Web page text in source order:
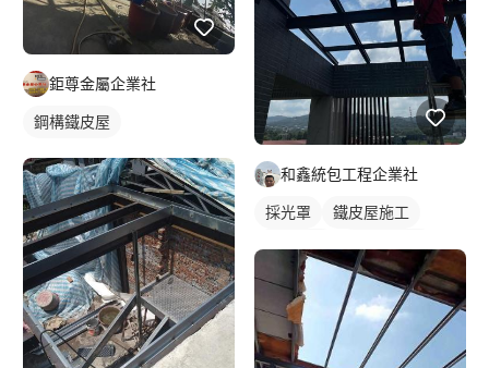
鉅尊金屬企業社
鋼構鐵皮屋
和鑫統包工程企業社
採光罩
鐵皮屋施工
鐵工工地
鋼構鐵皮屋
屋頂採光罩
玻璃採光罩